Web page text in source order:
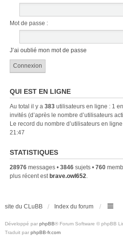
Mot de passe :
J’ai oublié mon mot de passe
QUI EST EN LIGNE
Au total il y a 383 utilisateurs en ligne : 1
invités (d’après le nombre d’utilisateurs
Le record du nombre d’utilisateurs en
21:47
STATISTIQUES
28976 messages • 3846 sujets • 760
plus récent estbrave.owl652.
site du CLuBB Index du forum
Développé par phpBB® Forum Software © phpBB
Traduit par phpBB-fr.com